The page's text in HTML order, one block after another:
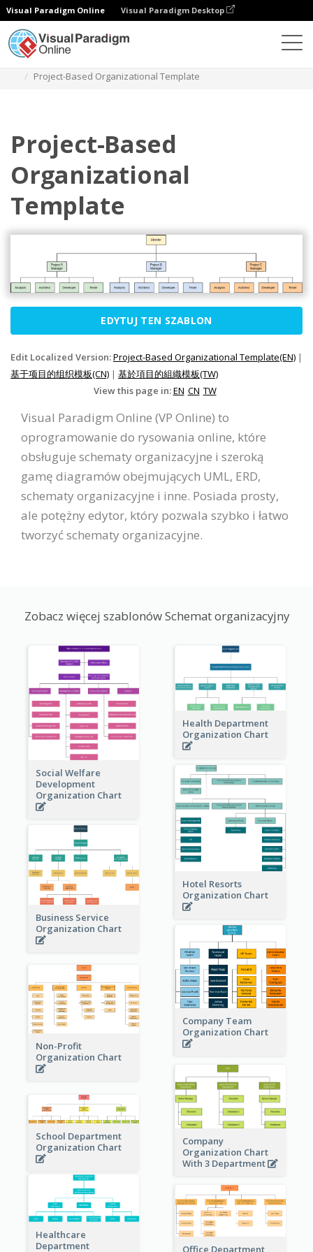
Visual Paradigm Online Visual Paradigm Desktop
Project-Based Organizational Template
Project-Based
Organizational
Template
EDYTUJ TEN SZABLON
Edit Localized Version:Project-Based Organizational Template(EN) |
基于项目的组织模板(CN) | 基於項目的組織模板(TW)
View this page in:EN CN TW
Visual Paradigm Online (VP Online) to
oprogramowanie do rysowania online, które
obsługuje schematy organizacyjne i szeroką
gamę diagramów obejmujących UML, ERD,
schematy organizacyjne i inne. Posiada prosty,
ale potężny edytor, który pozwala szybko i łatwo
tworzyć schematy organizacyjne.
Zobacz więcej szablonów Schemat organizacyjny
Social Welfare
Development
Organization Chart
Health Department
Organization Chart
Hotel Resorts
Organization Chart
Business Service
Organization Chart
Company Team
Organization Chart
Non-Profit
Organization Chart
Company
Organization Chart
With 3 Department
School Department
Organization Chart
Healthcare
Department
Office Department